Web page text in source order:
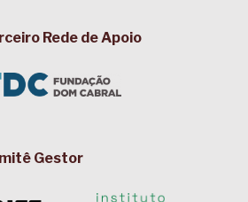
Rede de Apoio
Gestor